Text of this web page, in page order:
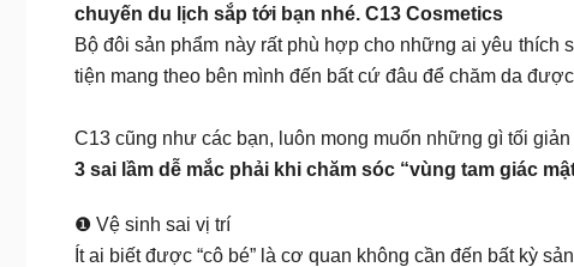
chuyến du lịch sắp tới bạn nhé. C13 Cosmetics
Bộ đôi sản phẩm này rất phù hợp cho những ai yêu thích
tiện mang theo bên mình đến bất cứ đâu để chăm da
C13 cũng như các bạn, luôn mong muốn những gì tối
3 sai lầm dễ mắc phải khi chăm sóc “vùng tam giác
❶ Vệ sinh sai vị trí
Ít ai biết được “cô bé” là cơ quan không cần đến bất kỳ